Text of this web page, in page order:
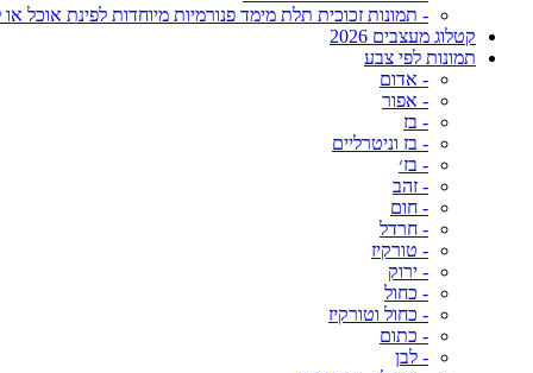
- תמונות זכוכית תלת מימד פנורמיות מיוחדות לפינת אוכל או
קטלוג מעצבים 2026
תמונות לפי צבע
- אדום
- אפור
- בז
- בז וניטרליים
- בז׳
- זהב
- חום
- חרדל
- טורקיז
- ירוק
- כחול
- כחול וטורקיז
- כתום
- לבן